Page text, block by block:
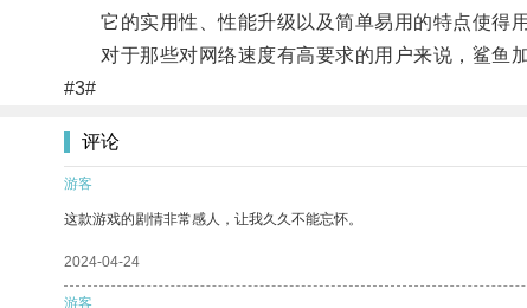
它的实用性、性能升级以及简单易用的特点使得用
对于那些对网络速度有高要求的用户来说，鲨鱼加
#3#
评论
游客
这款游戏的剧情非常感人，让我久久不能忘怀。
2024-04-24
游客